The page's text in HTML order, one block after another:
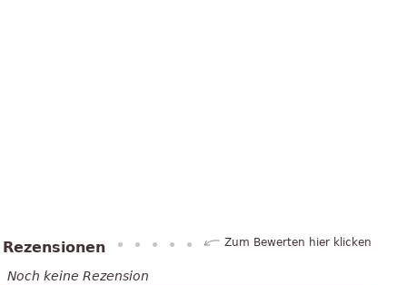
Rezensionen Zum Bewerten hier klicken
Noch keine Rezension